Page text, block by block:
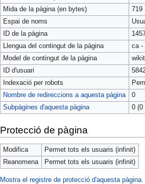
Mida de la pàgina (en bytes)
719
Espai de noms
ID de la pàgina
Llengua del contingut de la pàgina
ca -
Model de contingut de la pàgina
ID d'usuari
Indexació per robots
Nombre de redireccions a aquesta pàgina
0
Subpàgines d'aquesta pàgina
0 (0
Protecció de pàgina
Modifica
Permet tots els usuaris (infinit)
Reanomena
Permet tots els usuaris (infinit)
Mostra el registre de protecció d'aquesta pàgina.